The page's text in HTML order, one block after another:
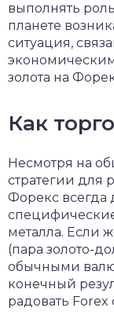
выполнять
планете
ситуация,
золота на
Как
Несмотря на
стратегии для
Форекс всегда
металла. Если
(пара золото-
обычными
конечный
радовать Forex